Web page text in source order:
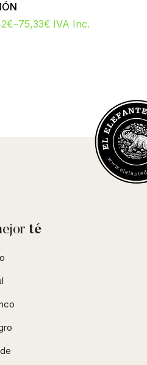
€–75,33€ IVA Inc.
té